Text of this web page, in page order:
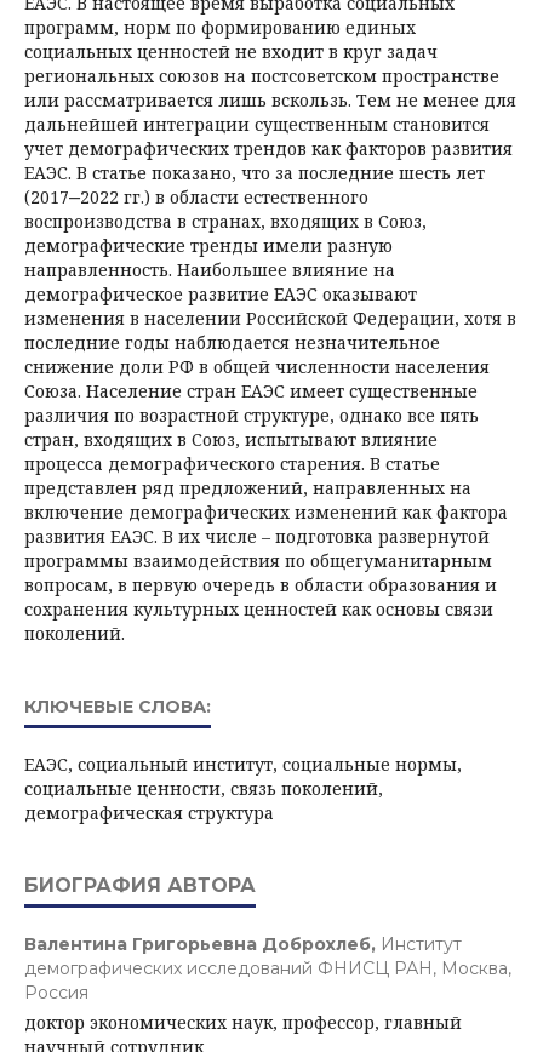
программ, норм по формированию единых
социальных ценностей не входит в круг задач
региональных союзов на постсоветском пространстве
или рассматривается лишь вскользь. Тем не менее для
дальнейшей интеграции существенным становится
учет демографических трендов как факторов развития
ЕАЭС. В статье показано, что за последние шесть лет
(2017‒2022 гг.) в области естественного
воспроизводства в странах, входящих в Союз,
демографические тренды имели разную
направленность. Наибольшее влияние на
демографическое развитие ЕАЭС оказывают
изменения в населении Российской Федерации, хотя в
последние годы наблюдается незначительное
снижение доли РФ в общей численности населения
Союза. Население стран ЕАЭС имеет существенные
различия по возрастной структуре, однако все пять
стран, входящих в Союз, испытывают влияние
процесса демографического старения. В статье
представлен ряд предложений, направленных на
включение демографических изменений как фактора
развития ЕАЭС. В их числе – подготовка развернутой
программы взаимодействия по общегуманитарным
вопросам, в первую очередь в области образования и
сохранения культурных ценностей как основы связи
поколений.
КЛЮЧЕВЫЕ СЛОВА:
ЕАЭС, социальный институт, социальные нормы,
социальные ценности, связь поколений,
демографическая структура
БИОГРАФИЯ АВТОРА
Валентина Григорьевна Доброхлеб, Институт
демографических исследований ФНИСЦ РАН, Москва,
Россия
доктор экономических наук, профессор, главный
научный сотрудник